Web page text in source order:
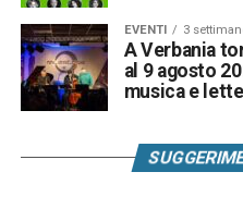
EVENTI 3
A Verbania
al 9 agosto
musica e